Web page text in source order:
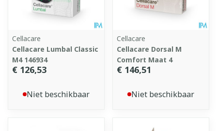
Cellacare
Cellacare Lumbal Classic
M4 146934
€ 126,53
Niet beschikbaar
Cellacare
Cellacare Dorsal M
Comfort Maat 4
€ 146,51
Niet beschikbaar